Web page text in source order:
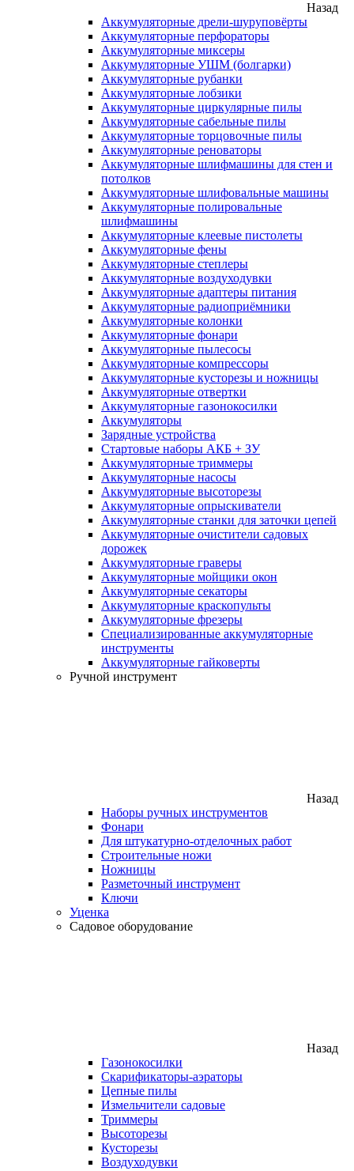
Назад
Аккумуляторные дрели-шуруповёрты
Аккумуляторные перфораторы
Аккумуляторные миксеры
Аккумуляторные УШМ (болгарки)
Аккумуляторные рубанки
Аккумуляторные лобзики
Аккумуляторные циркулярные пилы
Аккумуляторные сабельные пилы
Аккумуляторные торцовочные пилы
Аккумуляторные реноваторы
Аккумуляторные шлифмашины для стен и
потолков
Аккумуляторные шлифовальные машины
Аккумуляторные полировальные
шлифмашины
Аккумуляторные клеевые пистолеты
Аккумуляторные фены
Аккумуляторные степлеры
Аккумуляторные воздуходувки
Аккумуляторные адаптеры питания
Аккумуляторные радиоприёмники
Аккумуляторные колонки
Аккумуляторные фонари
Аккумуляторные пылесосы
Аккумуляторные компрессоры
Аккумуляторные кусторезы и ножницы
Аккумуляторные отвертки
Аккумуляторные газонокосилки
Аккумуляторы
Зарядные устройства
Стартовые наборы АКБ + ЗУ
Аккумуляторные триммеры
Аккумуляторные насосы
Аккумуляторные высоторезы
Аккумуляторные опрыскиватели
Аккумуляторные станки для заточки цепей
Аккумуляторные очистители садовых
дорожек
Аккумуляторные граверы
Аккумуляторные мойщики окон
Аккумуляторные секаторы
Аккумуляторные краскопульты
Аккумуляторные фрезеры
Специализированные аккумуляторные
инструменты
Аккумуляторные гайковерты
Ручной инструмент
Назад
Наборы ручных инструментов
Фонари
Для штукатурно-отделочных работ
Строительные ножи
Ножницы
Разметочный инструмент
Ключи
Уценка
Садовое оборудование
Назад
Газонокосилки
Скарификаторы-аэраторы
Цепные пилы
Измельчители садовые
Триммеры
Высоторезы
Кусторезы
Воздуходувки